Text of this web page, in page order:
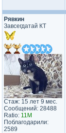
Рявкин
Завсегдатай КТ
Стаж: 15 лет 9 мес.
Сообщений: 28488
Ratio: 11M
Поблагодарили:
2589